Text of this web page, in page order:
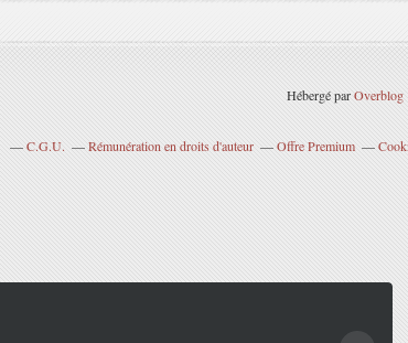
Hébergé parOverblog
C.G.U. Rémunération en droits d'auteur Offre Premium